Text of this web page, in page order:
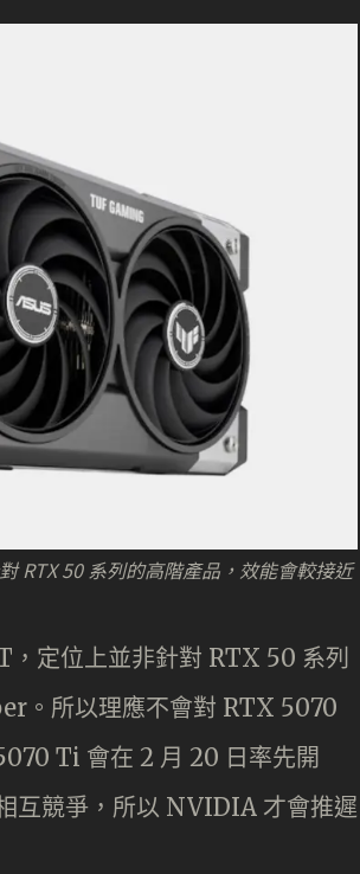
RTX 50 系列的高階產品，效能會較接近
定位上並非針對 RTX 50 系列
。所以理應不會對 RTX 5070
Ti 會在 2 月 20 日率先開
互競爭，所以 NVIDIA 才會推遲